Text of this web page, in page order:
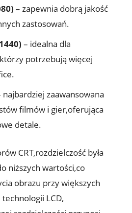
– zapewnia dobrą jakość
zastosowań.
– idealna dla
potrzebują więcej
najbardziej zaawansowana
filmów i gier,oferująca
detale.
CRT,rozdzielczość była
niższych wartości,co
obrazu przy większych
technologii LCD,